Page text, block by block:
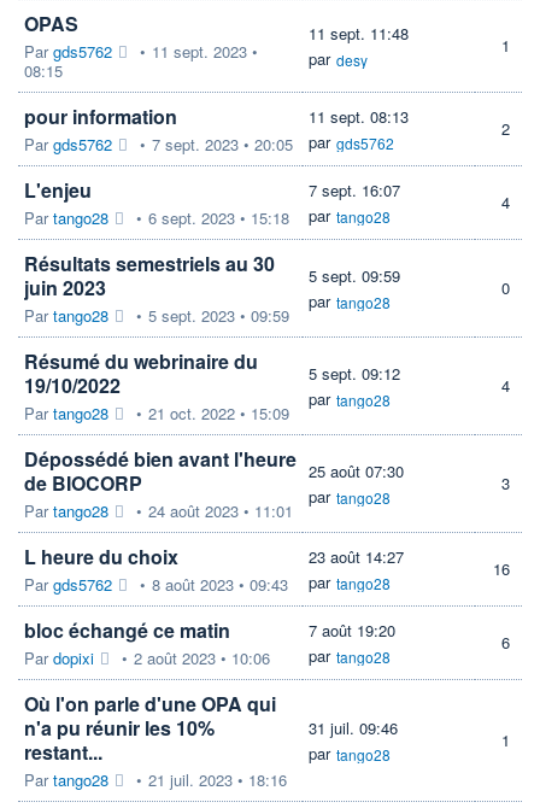
OPAS
Pargds5762 • 11 sept. 2023 •
08:15
11 sept. 11:48
par desy
1
pour information
Pargds5762 • 7 sept. 2023 • 20:05
11 sept. 08:13
par gds5762
2
L'enjeu
Partango28 • 6 sept. 2023 • 15:18
7 sept. 16:07
par tango28
4
Résultats semestriels au 30
juin 2023
Partango28 • 5 sept. 2023 • 09:59
5 sept. 09:59
par tango28
0
Résumé du webrinaire du
19/10/2022
Partango28 • 21 oct. 2022 • 15:09
5 sept. 09:12
par tango28
4
Dépossédé bien avant l'heure
de BIOCORP
Partango28 • 24 août 2023 • 11:01
25 août 07:30
par tango28
3
L heure du choix
Pargds5762 • 8 août 2023 • 09:43
23 août 14:27
par tango28
16
bloc échangé ce matin
Pardopixi • 2 août 2023 • 10:06
7 août 19:20
par tango28
6
Où l'on parle d'une OPA qui
n'a pu réunir les 10%
restant...
Partango28 • 21 juil. 2023 • 18:16
31 juil. 09:46
par tango28
1